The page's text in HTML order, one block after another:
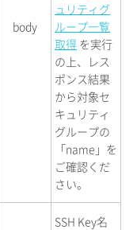
body
ュリティグ
ループ一覧
取得 を実行
の上、レス
ポンス結果
から対象セ
キュリティ
グループの
「name」を
ご確認くだ
さい。
SSH Key名